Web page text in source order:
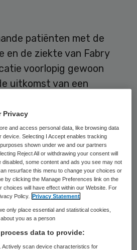
patiënten met de
en de ziekte van Fabry
voorlopig gewoon
uitkomst van een
(CVZ).
op de website. De wijze
wel aangepast worden.
uit het basispakket
die de medicijnen
er een
en voor nieuwe
een speciale
Privacy
and access personal data, like browsing data
device. Selecting I Accept enables tracking
shown under we and our partners
Reject All or withdrawing your consent will
some content and ads you see may not
resurface this menu to change your choices or
by clicking the Manage Preferences link on the
choices will have effect within our Website. For
Policy.
Privacy Statement
only place essential and statistical cookies,
you as a person
data to provide:
Actively scan device characteristics for